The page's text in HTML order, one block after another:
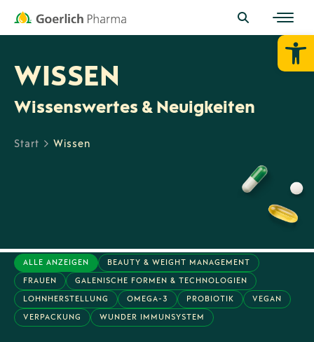
WISSEN
Wissenswertes & Neuigkeiten
Start Wissen
ALLE ANZEIGEN BEAUTY & WEIGHT MANAGEMENT
FRAUEN GALENISCHE FORMEN & TECHNOLOGIEN
LOHNHERSTELLUNG OMEGA-3 PROBIOTIK VEGAN
VERPACKUNG WUNDER IMMUNSYSTEM